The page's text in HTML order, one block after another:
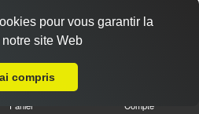
Panier Compte
pour vous garantir la
site Web
compris